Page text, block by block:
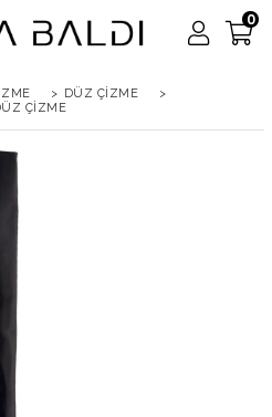
0
> DÜZ ÇİZME
>
ÇİZME